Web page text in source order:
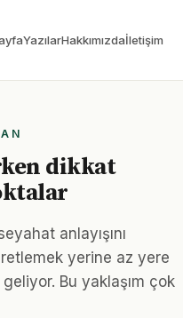
YazılarHakkımızdaİletişim
dikkat
anlayışını
yerine az yere
Bu yaklaşım çok